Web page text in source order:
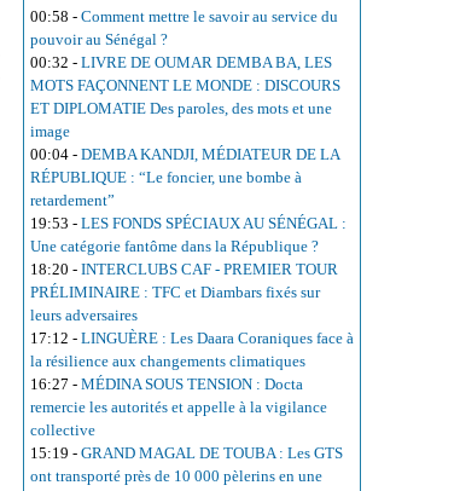
00:58 - Comment mettre le savoir au service du
pouvoir au Sénégal ?
00:32 - LIVRE DE OUMAR DEMBA BA, LES
MOTS FAÇONNENT LE MONDE : DISCOURS
ET DIPLOMATIE Des paroles, des mots et une
image
00:04 - DEMBA KANDJI, MÉDIATEUR DE LA
RÉPUBLIQUE : “Le foncier, une bombe à
retardement”
19:53 - LES FONDS SPÉCIAUX AU SÉNÉGAL :
Une catégorie fantôme dans la République ?
18:20 - INTERCLUBS CAF - PREMIER TOUR
PRÉLIMINAIRE : TFC et Diambars fixés sur
leurs adversaires
17:12 - LINGUÈRE : Les Daara Coraniques face à
la résilience aux changements climatiques
16:27 - MÉDINA SOUS TENSION : Docta
remercie les autorités et appelle à la vigilance
collective
15:19 - GRAND MAGAL DE TOUBA : Les GTS
ont transporté près de 10 000 pèlerins en une